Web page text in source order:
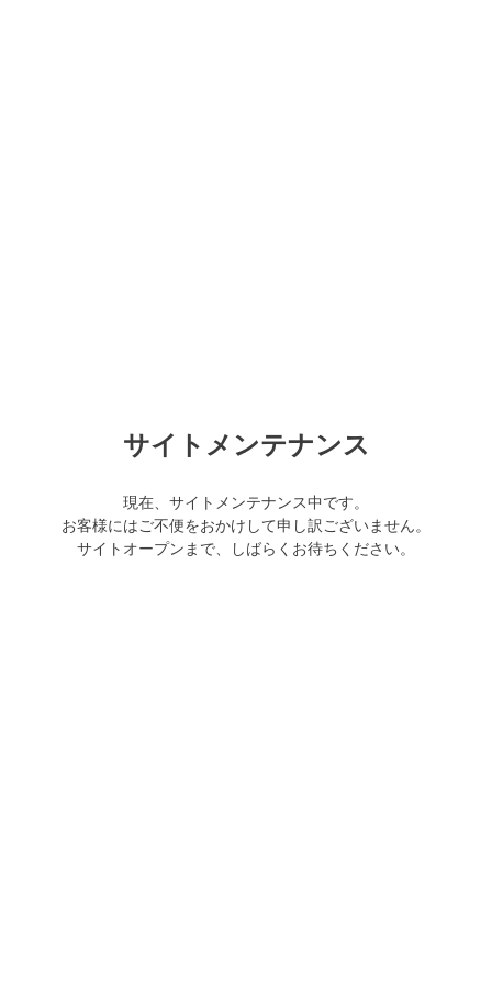
サイトメンテナンス
現在、サイトメンテナンス中です。
お客様にはご不便をおかけして申し訳ございません。
サイトオープンまで、しばらくお待ちください。